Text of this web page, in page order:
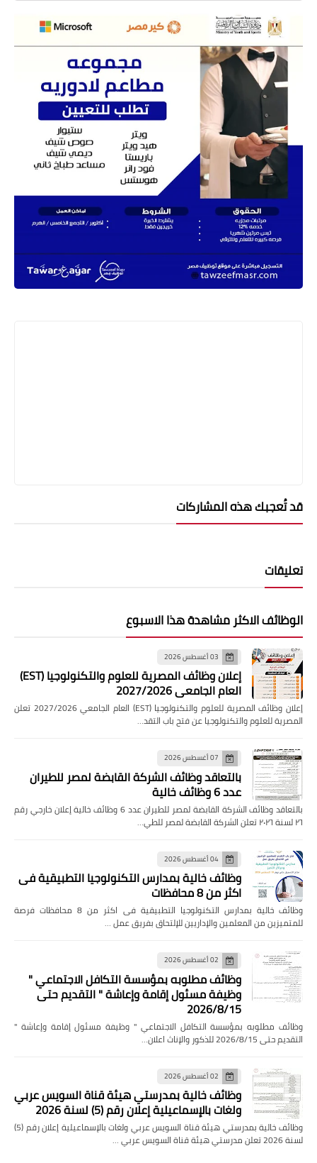
قد تُعجبك هذه المشاركات
تعليقات
الوظائف الاكثر مشاهدة هذا الاسبوع
03 أغسطس 2026
إعلان وظائف المصرية للعلوم والتكنولوجيا (EST)
العام الجامعي 2027/2026
إعلان وظائف المصرية للعلوم والتكنولوجيا (EST) العام الجامعي 2027/2026 تعلن
المصرية للعلوم والتكنولوجيا عن فتح باب التقد…
07 أغسطس 2026
بالتعاقد وظائف الشركة القابضة لمصر للطيران
عدد 6 وظائف خالية
بالتعاقد وظائف الشركة القابضة لمصر للطيران عدد 6 وظائف خالية إعلان خارجي رقم
٢٦ لسنة ٢٠٢٦ تعلن الشركة القابضة لمصر للطي…
04 أغسطس 2026
وظائف خالية بمدارس التكنولوجيا التطبيقية فى
اكثر من 8 محافظات
وظائف خالية بمدارس التكنولوجيا التطبيقية فى اكثر من 8 محافظات فرصة
للمتميزين من المعلمين والإداريين للإلتحاق بفريق عمل …
02 أغسطس 2026
وظائف مطلوبه بمؤسسة التكافل الاجتماعي "
وظيفة مسئول إقامة وإعاشة " التقديم حتى
2026/8/15
وظائف مطلوبه بمؤسسة التكافل الاجتماعي " وظيفة مسئول إقامة وإعاشة "
التقديم حتى 2026/8/15 للذكور والإناث اعلان…
02 أغسطس 2026
وظائف خالية بمدرستي هيئة قناة السويس عربي
ولغات بالإسماعيلية إعلان رقم (5) لسنة 2026
وظائف خالية بمدرستي هيئة قناة السويس عربي ولغات بالإسماعيلية إعلان رقم (5)
لسنة 2026 تعلن مدرستي هيئة قناة السويس عربي …